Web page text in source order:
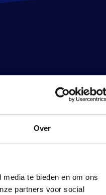
Over
te bieden en om ons
partners voor social